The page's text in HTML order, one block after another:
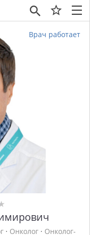
×
Врач работает
· Онколог· Онколог-